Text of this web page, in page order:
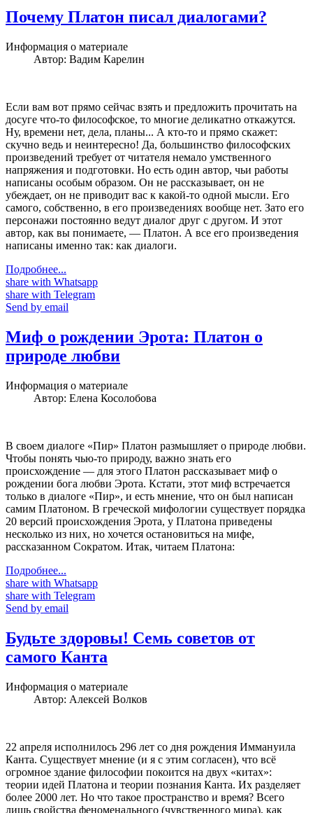
Почему Платон писал диалогами?
Информация о материале
Автор: Вадим Карелин
Если вам вот прямо сейчас взять и предложить прочитать на
досуге что-то философское, то многие деликатно откажутся.
Ну, времени нет, дела, планы... А кто-то и прямо скажет:
скучно ведь и неинтересно! Да, большинство философских
произведений требует от читателя немало умственного
напряжения и подготовки. Но есть один автор, чьи работы
написаны особым образом. Он не рассказывает, он не
убеждает, он не приводит вас к какой-то одной мысли. Его
самого, собственно, в его произведениях вообще нет. Зато его
персонажи постоянно ведут диалог друг с другом. И этот
автор, как вы понимаете, — Платон. А все его произведения
написаны именно так: как диалоги.
Подробнее...
share with Whatsapp
share with Telegram
Send by email
Миф о рождении Эрота: Платон о
природе любви
Информация о материале
Автор: Елена Косолобова
В своем диалоге «Пир» Платон размышляет о природе любви.
Чтобы понять чью-то природу, важно знать его
происхождение — для этого Платон рассказывает миф о
рождении бога любви Эрота. Кстати, этот миф встречается
только в диалоге «Пир», и есть мнение, что он был написан
самим Платоном. В греческой мифологии существует порядка
20 версий происхождения Эрота, у Платона приведены
несколько из них, но хочется остановиться на мифе,
рассказанном Сократом. Итак, читаем Платона:
Подробнее...
share with Whatsapp
share with Telegram
Send by email
Будьте здоровы! Семь советов от
самого Канта
Информация о материале
Автор: Алексей Волков
22 апреля исполнилось 296 лет со дня рождения Иммануила
Канта. Существует мнение (и я с этим согласен), что всё
огромное здание философии покоится на двух «китах»:
теории идей Платона и теории познания Канта. Их разделяет
более 2000 лет. Но что такое пространство и время? Всего
лишь свойства феноменального (чувственного мира), как